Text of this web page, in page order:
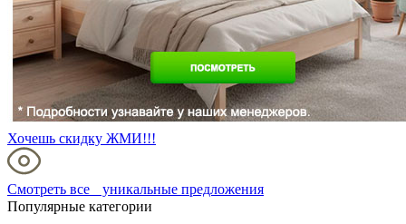
Хочешь скидку ЖМИ!!!
Смотреть все уникальные предложения
Популярные категории